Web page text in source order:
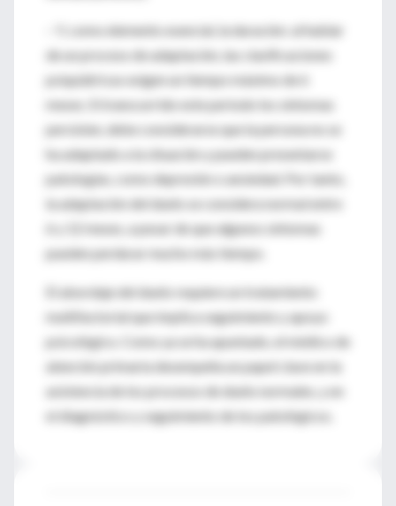
– Y, como elemento esencial, la duración: al hablar
de un proceso de adaptación, las clasificaciones
psiquiátricas exigen un tiempo máximo de 6
meses. Si transcurrido este periodo los síntomas
persisten, debe considerarse que la persona no se
ha adaptado a la situación y pueden presentarse
patologías, como depresión o ansiedad. Por tanto,
la adaptación del duelo se considera normal entre
6 y 12 meses, a pesar de que algunos síntomas
pueden perdurar mucho más tiempo.
El abordaje del duelo requiere un tratamiento
multifactorial que implica seguimiento y apoyo
psicológico. Como ya se ha apuntado, el médico de
atención primaria desempeña un papel clave en la
asistencia de los procesos de duelo normales, y en
el diagnóstico y seguimiento de los patológicos.